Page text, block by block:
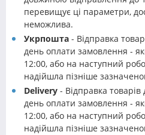
перевищує ці параметри,
неможлива.
Укрпошта - Відправка
день оплати замовлення -
12:00, або на наступний
надійшла пізніше
Delivery - Відправка
день оплати замовлення -
12:00, або на наступний
надійшла пізніше